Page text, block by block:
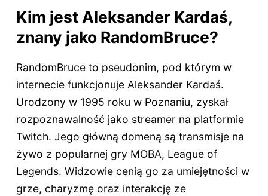
Kim jest Aleksander Kardaś,
znany jako RandomBruce?
RandomBruce to pseudonim, pod którym w
internecie funkcjonuje Aleksander Kardaś.
Urodzony w 1995 roku w Poznaniu, zyskał
rozpoznawalność jako streamer na platformie
Twitch. Jego główną domeną są transmisje na
żywo z popularnej gry MOBA, League of
Legends. Widzowie cenią go za umiejętności w
grze, charyzmę oraz interakcję ze